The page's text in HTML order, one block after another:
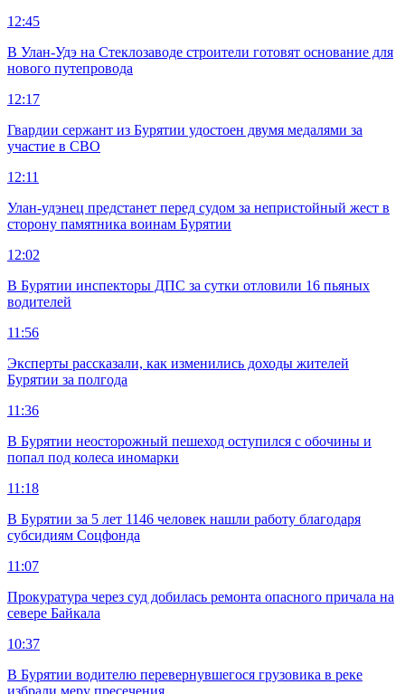
12:45
В Улан-Удэ на Стеклозаводе строители готовят основание для
нового путепровода
12:17
Гвардии сержант из Бурятии удостоен двумя медалями за
участие в СВО
12:11
Улан-удэнец предстанет перед судом за непристойный жест в
сторону памятника воинам Бурятии
12:02
В Бурятии инспекторы ДПС за сутки отловили 16 пьяных
водителей
11:56
Эксперты рассказали, как изменились доходы жителей
Бурятии за полгода
11:36
В Бурятии неосторожный пешеход оступился с обочины и
попал под колеса иномарки
11:18
В Бурятии за 5 лет 1146 человек нашли работу благодаря
субсидиям Соцфонда
11:07
Прокуратура через суд добилась ремонта опасного причала на
севере Байкала
10:37
В Бурятии водителю перевернувшегося грузовика в реке